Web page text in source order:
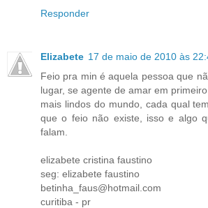
Responder
Elizabete 17 de maio de 2010 às
Feio pra min é aquela pessoa que
lugar, se agente de amar em
mais lindos do mundo, cada qual
que o feio não existe, isso e algo
falam.
elizabete cristina faustino
seg: elizabete faustino
betinha_faus@hotmail.com
curitiba - pr